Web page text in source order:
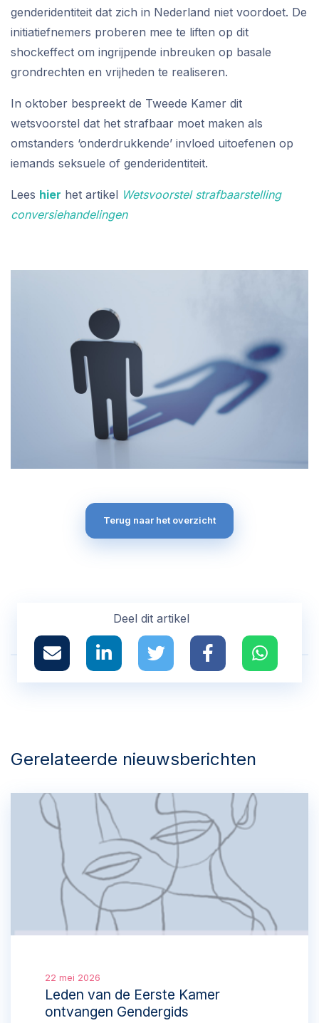
genderidentiteit dat zich in Nederland niet voordoet. De
initiatiefnemers proberen mee te liften op dit
shockeffect om ingrijpende inbreuken op basale
grondrechten en vrijheden te realiseren.
In oktober bespreekt de Tweede Kamer dit
wetsvoorstel dat het strafbaar moet maken als
omstanders ‘onderdrukkende’ invloed uitoefenen op
iemands seksuele of genderidentiteit.
Lees hier het artikel Wetsvoorstel strafbaarstelling
conversiehandelingen
Terug naar het overzicht
Deel dit artikel
Gerelateerde nieuwsberichten
22 mei 2026
Leden van de Eerste Kamer
ontvangen Gendergids